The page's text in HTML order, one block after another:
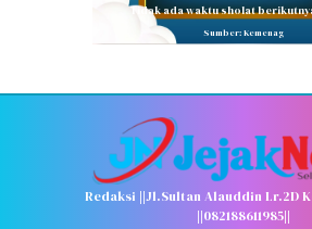
Tidak ada waktu sholat
Sumber: Kemenag
Redaksi ||Jl.Sultan Alauddin Lr.2D
||082188611985||